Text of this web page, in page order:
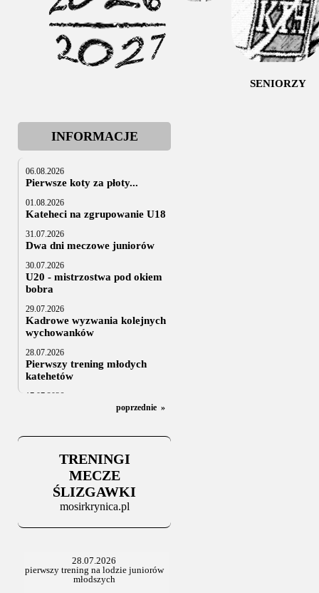
SENIORZY
INFORMACJE
06.08.2026
Pierwsze koty za płoty...
01.08.2026
Kateheci na zgrupowanie U18
31.07.2026
Dwa dni meczowe juniorów
30.07.2026
U20 - mistrzostwa pod okiem
bobra
29.07.2026
Kadrowe wyzwania kolejnych
wychowanków
28.07.2026
Pierwszy trening młodych
katehetów
17.07.2026
U20: z kraju i z zagranicy
Za trzy tygodnie na lód
06.07.2025
Stowarzyszenie po Walnym
poprzednie »
TRENINGI
MECZE
ŚLIZGAWKI
mosirkrynica.pl